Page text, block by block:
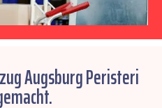
Augsburg Peristeri